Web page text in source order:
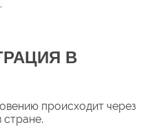
.
В
происходит через